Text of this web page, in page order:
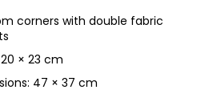
corners with double fabric
× 23 cm
47 × 37 cm